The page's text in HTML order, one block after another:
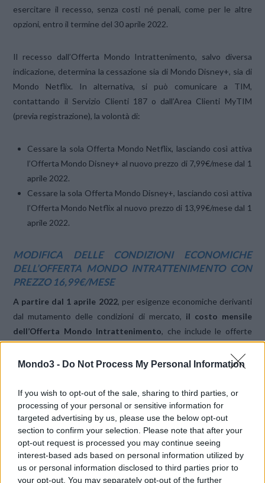
Mondo3 - Do Not Process My Personal Information
If you wish to opt-out of the sale, sharing to third parties, or
processing of your personal or sensitive information for
targeted advertising by us, please use the below opt-out
section to confirm your selection. Please note that after your
opt-out request is processed you may continue seeing
interest-based ads based on personal information utilized by
us or personal information disclosed to third parties prior to
your opt-out. You may separately opt-out of the further
esercitare il recesso, senza costi né penali, come per le altre
opzioni, entro il termine del 30 aprile 2022.
Il recesso dall’Offerta Mondo Intrattenimento, salvo diversa
indicazione, determina la cessazione sia di Mondo Disney+, sia di
Mondo Netflix. In alternativa, si può comunicare a TIM,
contattando il Servizio Clienti 187 o dall’Area Clienti MyTIM
(previa registrazione), la volontà di:
Cessare la sola Offerta Mondo Netflix, lasciando così attiva
l’Offerta Mondo Disney+ al nuovo prezzo di 7,99€/mese dal 1
aprile 2022.
Cessare la sola Offerta Mondo Disney+, lasciando così attiva
l’Offerta Mondo Netflix al nuovo prezzo di 13,99€/mese dal 1
aprile 2022.
MODIFICA DELLE CONDIZIONI ECONOMICHE
DELL’OFFERTA MONDO INTRATTENIMENTO CON
PREZZO 16,99€/MESE
A partire dal 1 aprile 2022, per esigenze economiche derivanti
dal mutamento delle condizioni di mercato, il costo mensile
dell’Offerta Mondo Intrattenimento, che include le offerte
Mondo Disney+ e Mondo Netflix (piano Standard),aumenterà di
1,00€(IVA inclusa).
Eventuali promozioni in essere non subiranno alcuna
variazione,anche le eventuali altre offerte TV di TIM già attive
resteranno tali, salvo il diritto di recedere.
Anche in questo caso il recesso dall’Offerta Mondo
Intrattenimento, salvo diversa indicazione, determina la